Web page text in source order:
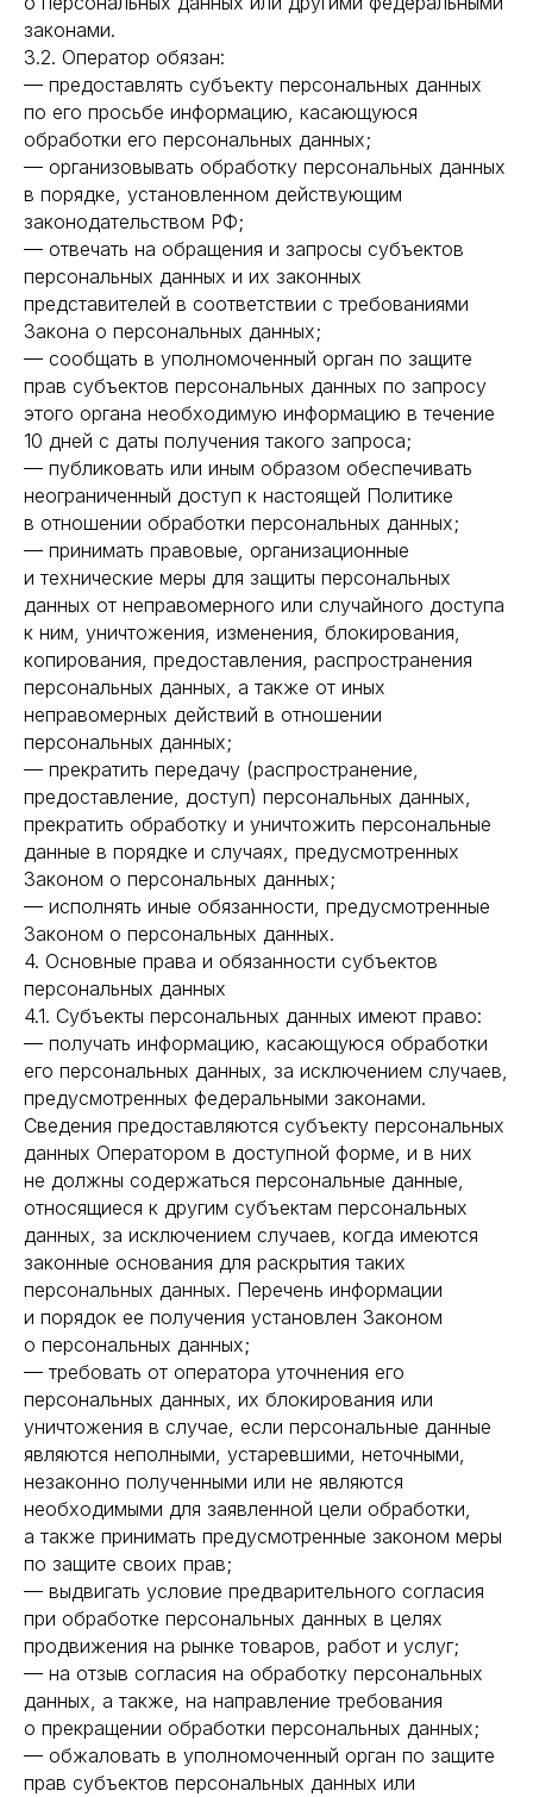
законами.
3.2. Оператор обязан:
— предоставлять субъекту персональных данных
по его просьбе информацию, касающуюся
обработки его персональных данных;
— организовывать обработку персональных данных
в порядке, установленном действующим
законодательством РФ;
— отвечать на обращения и запросы субъектов
персональных данных и их законных
представителей в соответствии с требованиями
Закона о персональных данных;
— сообщать в уполномоченный орган по защите
прав субъектов персональных данных по запросу
этого органа необходимую информацию в течение
10 дней с даты получения такого запроса;
— публиковать или иным образом обеспечивать
неограниченный доступ к настоящей Политике
в отношении обработки персональных данных;
— принимать правовые, организационные
и технические меры для защиты персональных
данных от неправомерного или случайного доступа
к ним, уничтожения, изменения, блокирования,
копирования, предоставления, распространения
персональных данных, а также от иных
неправомерных действий в отношении
персональных данных;
— прекратить передачу (распространение,
предоставление, доступ) персональных данных,
прекратить обработку и уничтожить персональные
данные в порядке и случаях, предусмотренных
Законом о персональных данных;
— исполнять иные обязанности, предусмотренные
Законом о персональных данных.
4. Основные права и обязанности субъектов
персональных данных
4.1. Субъекты персональных данных имеют право:
— получать информацию, касающуюся обработки
его персональных данных, за исключением случаев,
предусмотренных федеральными законами.
Сведения предоставляются субъекту персональных
данных Оператором в доступной форме, и в них
не должны содержаться персональные данные,
относящиеся к другим субъектам персональных
данных, за исключением случаев, когда имеются
законные основания для раскрытия таких
персональных данных. Перечень информации
и порядок ее получения установлен Законом
о персональных данных;
— требовать от оператора уточнения его
персональных данных, их блокирования или
уничтожения в случае, если персональные данные
являются неполными, устаревшими, неточными,
незаконно полученными или не являются
необходимыми для заявленной цели обработки,
а также принимать предусмотренные законом меры
по защите своих прав;
— выдвигать условие предварительного согласия
при обработке персональных данных в целях
продвижения на рынке товаров, работ и услуг;
— на отзыв согласия на обработку персональных
данных, а также, на направление требования
о прекращении обработки персональных данных;
— обжаловать в уполномоченный орган по защите
прав субъектов персональных данных или